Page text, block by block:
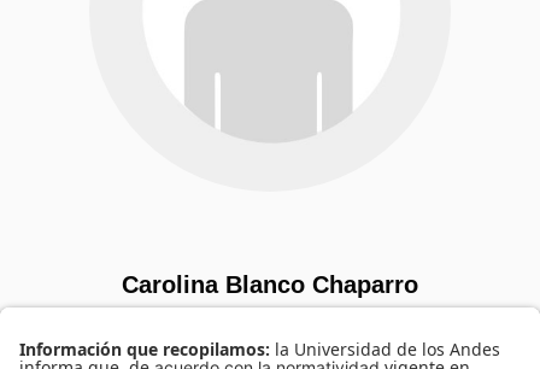
Carolina Blanco Chaparro